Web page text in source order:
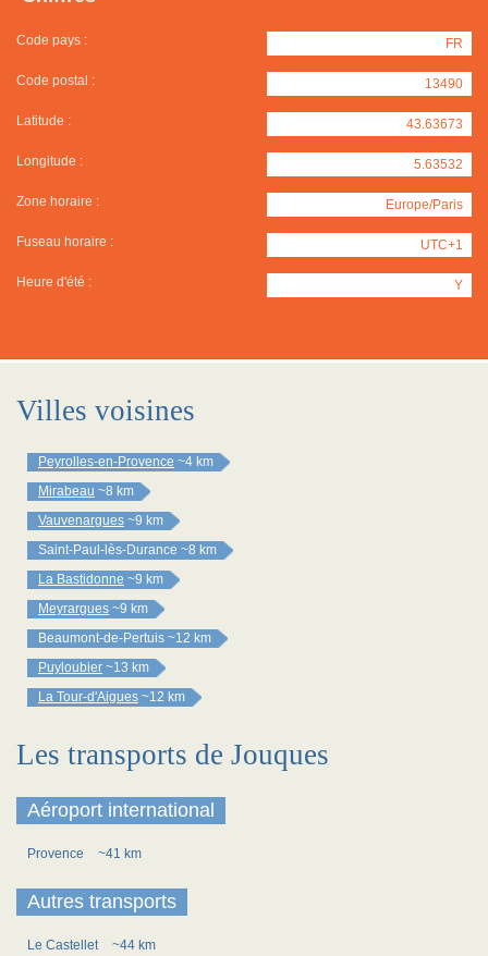
Code pays : FR
Code postal : 13490
Latitude : 43.63673
Longitude : 5.63532
Zone horaire : Europe/Paris
Fuseau horaire : UTC+1
Heure d'été : Y
Villes voisines
Peyrolles-en-Provence ~4 km
Mirabeau ~8 km
Vauvenargues ~9 km
Saint-Paul-lès-Durance ~8 km
La Bastidonne ~9 km
Meyrargues ~9 km
Beaumont-de-Pertuis ~12 km
Puyloubier ~13 km
La Tour-d'Aigues ~12 km
Les transports de Jouques
Aéroport international
Provence ~41 km
Autres transports
Le Castellet
~44 km